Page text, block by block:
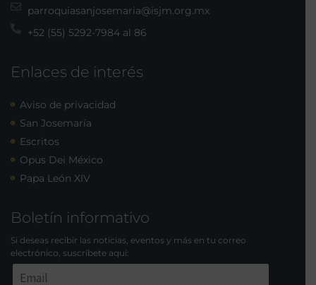
parroquiasanjosemaria@isjm.org.mx
+52 (55) 5292-7984 al 86
Enlaces de interés
Aviso de privacidad
San Josemaría
Escritos
Opus Dei México
Papa León XIV
Boletín informativo
Si deseas recibir las noticias, eventos y más en tu correo
electrónico, suscríbete aquí: